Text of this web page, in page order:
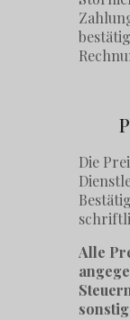
Die
Alle